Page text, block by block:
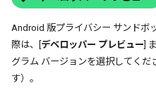
Android 版プライバシー サンドボ
際は、[デベロッパー プレビュー]
グラム バージョンを選択してくだ
す）。